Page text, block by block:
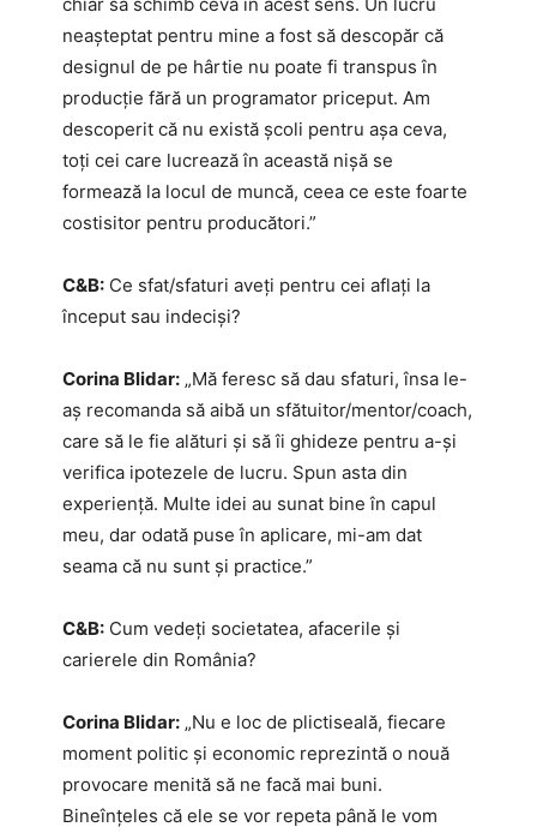
neașteptat pentru mine a fost să descopăr că
designul de pe hârtie nu poate fi transpus în
producție fără un programator priceput. Am
descoperit că nu există școli pentru așa ceva,
toți cei care lucrează în această nișă se
formează la locul de muncă, ceea ce este foarte
costisitor pentru producători.”
C&B: Ce sfat/sfaturi aveți pentru cei aflați la
început sau indeciși?
Corina Blidar: „Mă feresc să dau sfaturi, însa le-
aș recomanda să aibă un sfătuitor/mentor/coach,
care să le fie alături și să îi ghideze pentru a-și
verifica ipotezele de lucru. Spun asta din
experiență. Multe idei au sunat bine în capul
meu, dar odată puse în aplicare, mi-am dat
seama că nu sunt și practice.”
C&B: Cum vedeți societatea, afacerile și
carierele din România?
Corina Blidar: „Nu e loc de plictiseală, fiecare
moment politic și economic reprezintă o nouă
provocare menită să ne facă mai buni.
Bineînțeles că ele se vor repeta până le vom